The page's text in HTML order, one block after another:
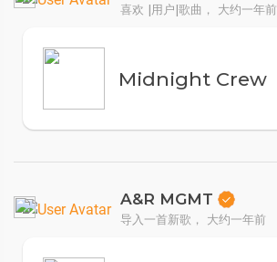
喜欢 |用户|歌曲， 大约一年前
Midnight Crew
A&R MGMT
导入一首新歌， 大约一年前